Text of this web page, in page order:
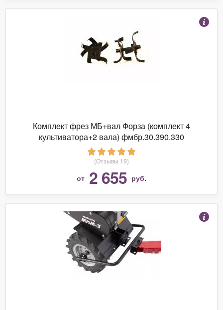
Комплект фрез МБ+вал Форза (комплект 4
культиватора+2 вала) фмбр.30.390.330
(Отзывы 19)
от 2 655 руб.